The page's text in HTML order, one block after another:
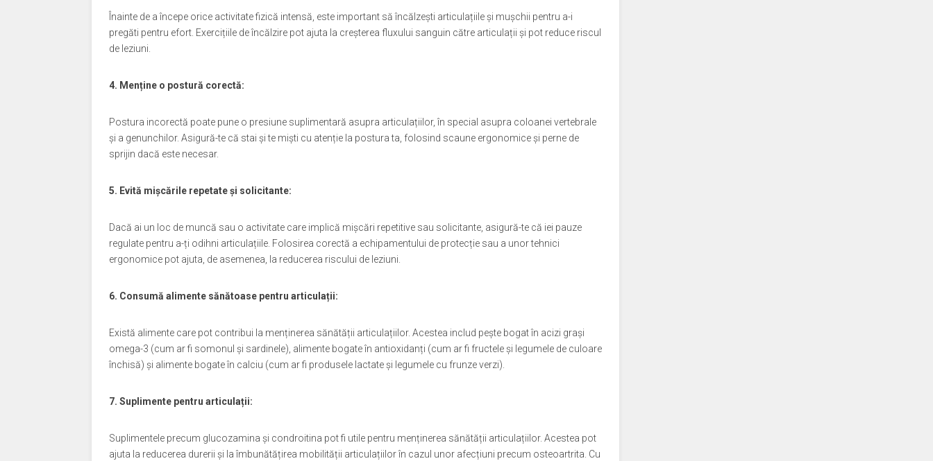
Înainte de a începe orice activitate fizică intensă, este important să încălzești articulațiile și mușchii pentru a-i
pregăti pentru efort. Exercițiile de încălzire pot ajuta la creșterea fluxului sanguin către articulații și pot reduce riscul
de leziuni.
4. Menține o postură corectă:
Postura incorectă poate pune o presiune suplimentară asupra articulațiilor, în special asupra coloanei vertebrale
și a genunchilor. Asigură-te că stai și te miști cu atenție la postura ta, folosind scaune ergonomice și perne de
sprijin dacă este necesar.
5. Evită mișcările repetate și solicitante:
Dacă ai un loc de muncă sau o activitate care implică mișcări repetitive sau solicitante, asigură-te că iei pauze
regulate pentru a-ți odihni articulațiile. Folosirea corectă a echipamentului de protecție sau a unor tehnici
ergonomice pot ajuta, de asemenea, la reducerea riscului de leziuni.
6. Consumă alimente sănătoase pentru articulații:
Există alimente care pot contribui la menținerea sănătății articulațiilor. Acestea includ pește bogat în acizi grași
omega-3 (cum ar fi somonul și sardinele), alimente bogate în antioxidanți (cum ar fi fructele și legumele de culoare
închisă) și alimente bogate în calciu (cum ar fi produsele lactate și legumele cu frunze verzi).
7. Suplimente pentru articulații:
Suplimentele precum glucozamina și condroitina pot fi utile pentru menținerea sănătății articulațiilor. Acestea pot
ajuta la reducerea durerii și la îmbunătățirea mobilității articulațiilor în cazul unor afecțiuni precum osteoartrita. Cu